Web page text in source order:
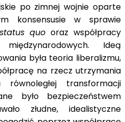
po zimnej wojnie oparte
konsensusie w sprawie
status quo oraz współpracy
Ideą
była teoria liberalizmu,
na rzecz utrzymania
transformacji
było bezpieczeństwem
złudne, idealistyczne